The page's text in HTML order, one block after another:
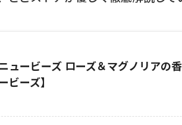
ュービーズ ローズ＆マグノリアの
ビーズ】